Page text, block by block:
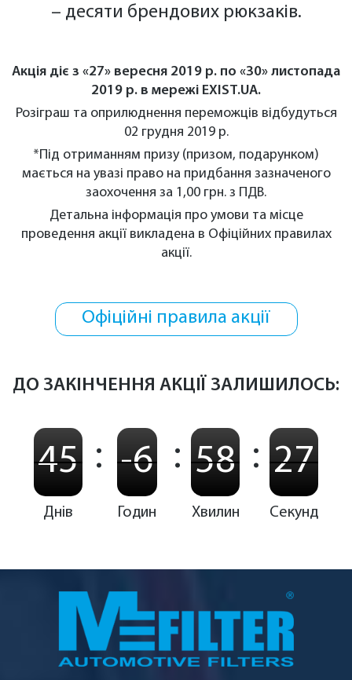
– десяти брендових рюкзаків.
Акція діє з «27» вересня 2019 р. по «30» листопада
2019 р. в мережі EXIST.UA.
Розіграш та оприлюднення переможців відбудуться
02 грудня 2019 р.
*Під отриманням призу (призом, подарунком)
мається на увазі право на придбання зазначеного
заохочення за 1,00 грн. з ПДВ.
Детальна інформація про умови та місце
проведення акції викладена в Офіційних правилах
акції.
Офіційні правила акції
ДО ЗАКІНЧЕННЯ АКЦІЇ ЗАЛИШИЛОСЬ:
45
Днів
: -6
Годин
: 58
Хвилин
: 27
Секунд